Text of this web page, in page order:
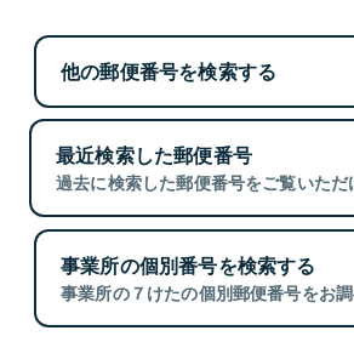
他の郵便番号を検索する
最近検索した郵便番号
過去に検索した郵便番号をご覧いただ
事業所の個別番号を検索する
事業所の７けたの個別郵便番号をお調